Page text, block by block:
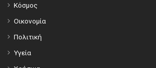
Κόσμος
Οικονομία
Πολιτική
Υγεία